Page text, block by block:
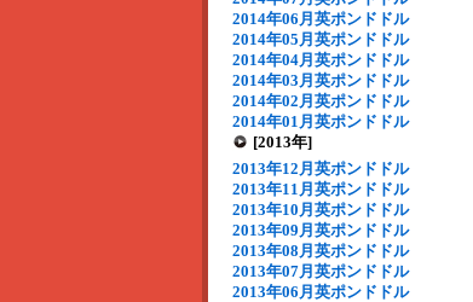
2014年06月英ポンドドル
2014年05月英ポンドドル
2014年04月英ポンドドル
2014年03月英ポンドドル
2014年02月英ポンドドル
2014年01月英ポンドドル
[2013年]
2013年12月英ポンドドル
2013年11月英ポンドドル
2013年10月英ポンドドル
2013年09月英ポンドドル
2013年08月英ポンドドル
2013年07月英ポンドドル
2013年06月英ポンドドル